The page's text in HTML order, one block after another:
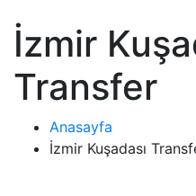
İzmir
Transfer
Anasayfa
İzmir Kuşadası